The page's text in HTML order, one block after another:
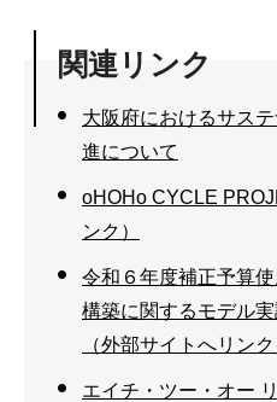
関連リンク
大阪府におけるサス
進について
oHOHo CYCLE
ンク）
令和６年度補正予算
構築に関するモデル
（外部サイトへリンク
エイチ・ツー・オー